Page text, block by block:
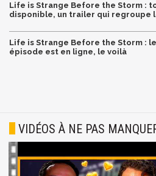
Life is Strange Before the Storm :
disponible, un trailer qui regroupe
Life is Strange Before the Storm :
épisode est en ligne, le voilà
VIDÉOS À NE PAS